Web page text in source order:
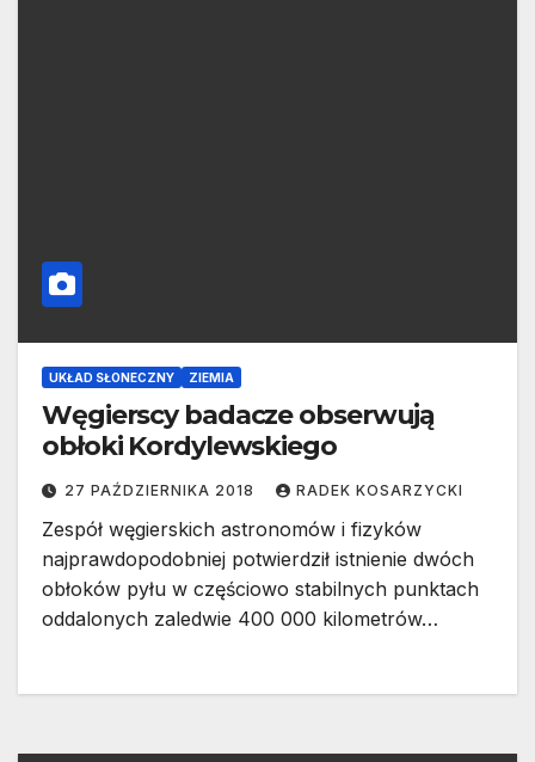
UKŁAD SŁONECZNY ZIEMIA
Węgierscy badacze obserwują
obłoki Kordylewskiego
27 PAŹDZIERNIKA 2018 RADEK KOSARZYCKI
Zespół węgierskich astronomów i fizyków
najprawdopodobniej potwierdził istnienie dwóch
obłoków pyłu w częściowo stabilnych punktach
oddalonych zaledwie 400 000 kilometrów…